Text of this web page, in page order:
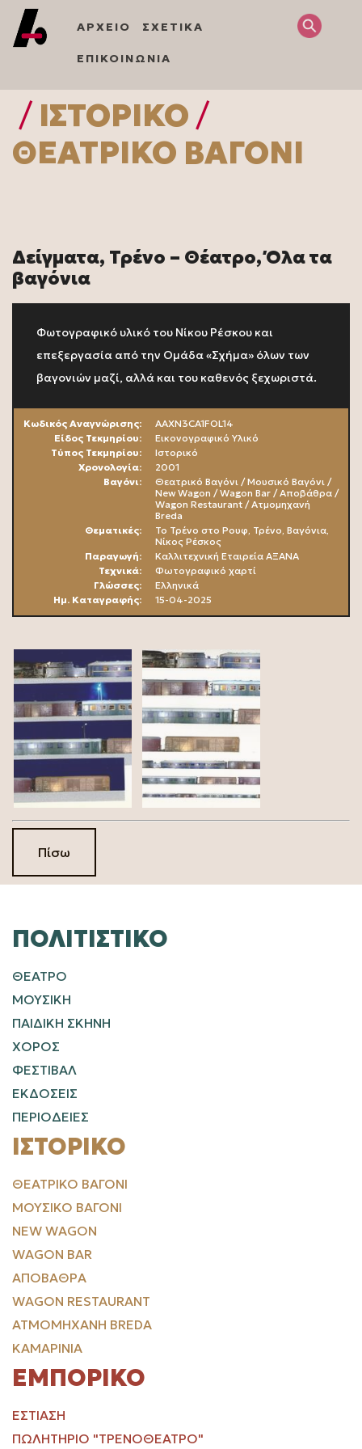
ΑΡΧΕΙΟ ΣΧΕΤΙΚΑ
ΕΠΙΚΟΙΝΩΝΙΑ
/ ΙΣΤΟΡΙΚΌ /
ΘΕΑΤΡΙΚΌ ΒΑΓΌΝΙ
Δείγματα, Τρένο – Θέατρο, Όλα τα
βαγόνια
Φωτογραφικό υλικό του Νίκου Ρέσκου και
επεξεργασία από την Ομάδα «Σχήμα» όλων των
βαγονιών μαζί, αλλά και του καθενός ξεχωριστά.
Κωδικός Αναγνώρισης:
AAXN3CA1FOL14
Είδος Τεκμηρίου:
Εικονογραφικό Υλικό
Τύπος Τεκμηρίου:
Ιστορικό
Χρονολoγία:
2001
Βαγόνι:
Θεατρικό Βαγόνι / Μουσικό Βαγόνι /
New Wagon / Wagon Bar / Αποβάθρα /
Wagon Restaurant / Ατμομηχανή
Breda
Θεματικές:
Το Τρένο στο Ρουφ, Τρένο, Βαγόνια,
Νίκος Ρέσκος
Παραγωγή:
Καλλιτεχνική Εταιρεία ΑΞΑΝΑ
Τεχνικά:
Φωτογραφικό χαρτί
Γλώσσες:
Ελληνικά
Ημ. Καταγραφής:
15-04-2025
Πίσω
ΠΟΛΙΤΙΣΤΙΚΌ
ΘΕΑΤΡΟ
ΜΟΥΣΙΚΗ
ΠΑΙΔΙΚΗ ΣΚΗΝΗ
ΧΟΡΟΣ
ΦΕΣΤΙΒΑΛ
ΕΚΔΟΣΕΙΣ
ΠΕΡΙΟΔΕΙΕΣ
ΙΣΤΟΡΙΚΌ
ΘΕΑΤΡΙΚΌ ΒΑΓΌΝΙ
ΜΟΥΣΙΚΌ ΒΑΓΌΝΙ
NEW WAGON
WAGON BAR
ΑΠΟΒΆΘΡΑ
WAGON RESTAURANT
ΑΤΜΟΜΗΧΑΝΉ BREDA
ΚΑΜΑΡΊΝΙΑ
ΕΜΠΟΡΙΚΌ
ΕΣΤΊΑΣΗ
ΠΩΛΗΤΉΡΙΟ "ΤΡΕΝΟΘΈΑΤΡΟ"